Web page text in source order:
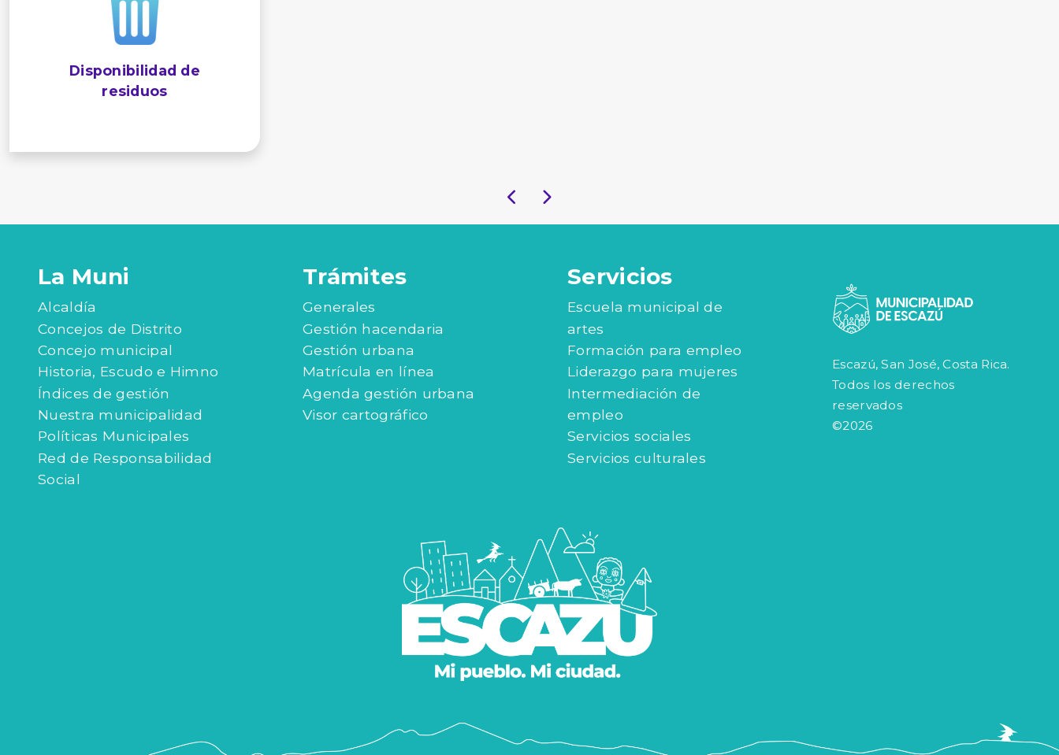
Disponibilidad de
residuos
La Muni
Alcaldía
Concejos de Distrito
Concejo municipal
Historia, Escudo e Himno
Índices de gestión
Nuestra municipalidad
Políticas Municipales
Red de Responsabilidad
Social
Trámites
Generales
Gestión hacendaria
Gestión urbana
Matrícula en línea
Agenda gestión urbana
Visor cartográfico
Servicios
Escuela municipal de
artes
Formación para empleo
Liderazgo para mujeres
Intermediación de
empleo
Servicios sociales
Servicios culturales
Escazú, San José, Costa Rica.
Todos los derechos
reservados
©2026